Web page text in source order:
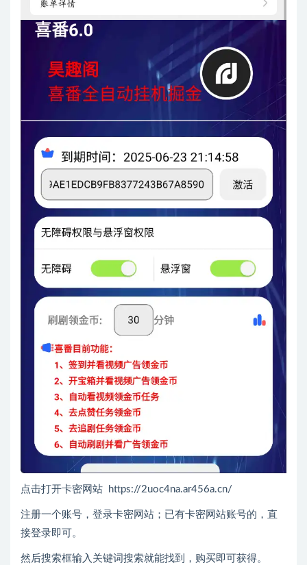
点击打开卡密网站 https://2uoc4na.ar456a.cn/
注册一个账号，登录卡密网站；已有卡密网站账号的，直
接登录即可。
然后搜索框输入关键词搜索就能找到，购买即可获得。